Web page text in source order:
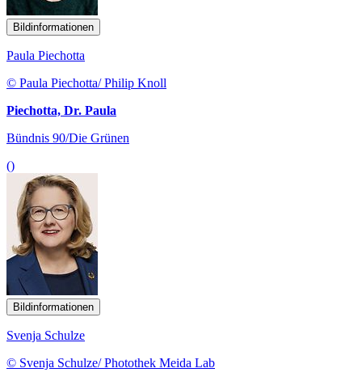
Bildinformationen
Paula Piechotta
© Paula Piechotta/ Philip Knoll
Piechotta, Dr. Paula
Bündnis 90/Die Grünen
()
Bildinformationen
Svenja Schulze
© Svenja Schulze/ Photothek Meida Lab